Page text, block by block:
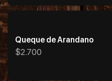
Queque de Arandano
$2.700